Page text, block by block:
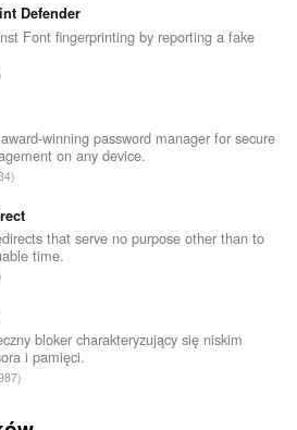
Defender
Font fingerprinting by reporting a fake
winning password manager for secure
on any device.
that serve no purpose other than to
time.
bloker charakteryzujący się niskim
i pamięci.